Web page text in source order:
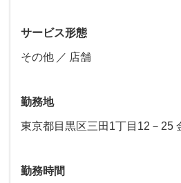
サービス形態
その他 店舗
勤務地
東京都目黒区三田1丁目12－25
勤務時間